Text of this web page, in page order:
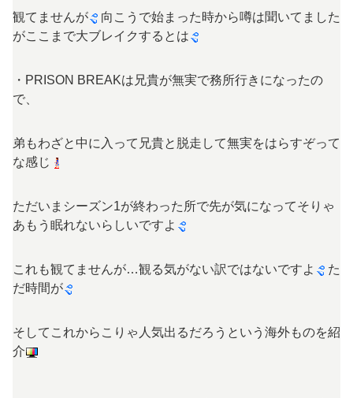
観てませんが
向こうで始まった時から噂は聞いてました
がここまで大ブレイクするとは
・PRISON BREAKは兄貴が無実で務所行きになったの
で、
弟もわざと中に入って兄貴と脱走して無実をはらすぞって
な感じ
ただいまシーズン1が終わった所で先が気になってそりゃ
あもう眠れないらしいですよ
これも観てませんが…観る気がない訳ではないですよ
た
だ時間が
そしてこれからこりゃ人気出るだろうという海外ものを紹
介